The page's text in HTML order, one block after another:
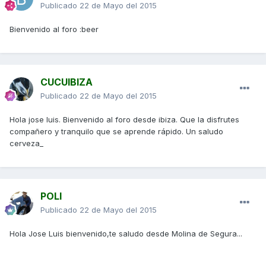
Publicado 22 de Mayo del 2015
Bienvenido al foro :beer
CUCUIBIZA
Publicado 22 de Mayo del 2015
Hola jose luis. Bienvenido al foro desde ibiza. Que la disfrutes
compañero y tranquilo que se aprende rápido. Un saludo
cerveza_
POLI
Publicado 22 de Mayo del 2015
Hola Jose Luis bienvenido,te saludo desde Molina de Segura...